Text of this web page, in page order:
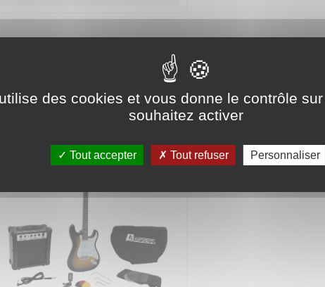
des cookies et vous donne le contrôle
souhaitez activer
Tout accepter Tout refuser Personnaliser